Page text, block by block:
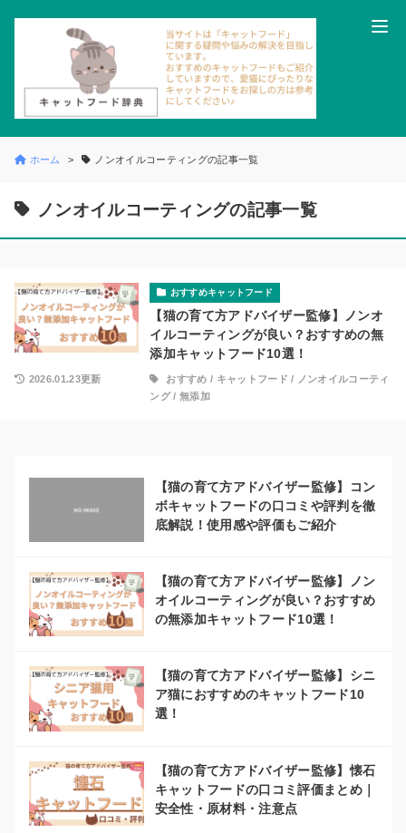
ホーム ノンオイルコーティングの記事一覧
ノンオイルコーティングの記事一覧
おすすめキャットフード
【猫の育て方アドバイザー監修】ノンオ
イルコーティングが良い？おすすめの無
添加キャットフード10選！
2026.01.23更新 おすすめ / キャットフード / ノンオイルコーティ
ング/ 無添加
【猫の育て方アドバイザー監修】コン
ボキャットフードの口コミや評判を徹
底解説！使用感や評価もご紹介
【猫の育て方アドバイザー監修】ノン
オイルコーティングが良い？おすすめ
の無添加キャットフード10選！
【猫の育て方アドバイザー監修】シニ
ア猫におすすめのキャットフード10
選！
【猫の育て方アドバイザー監修】懐石
キャットフードの口コミ評価まとめ｜
安全性・原材料・注意点